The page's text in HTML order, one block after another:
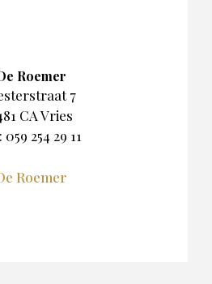
Roemer
7
CA Vries
059 254 29 11
Roemer